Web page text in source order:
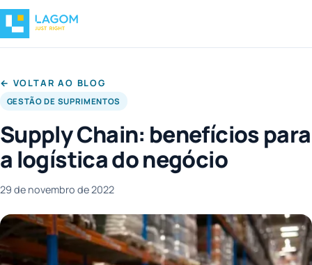
← VOLTAR AO BLOG
GESTÃO DE SUPRIMENTOS
Supply Chain: benefícios para
a logística do negócio
29 de novembro de 2022